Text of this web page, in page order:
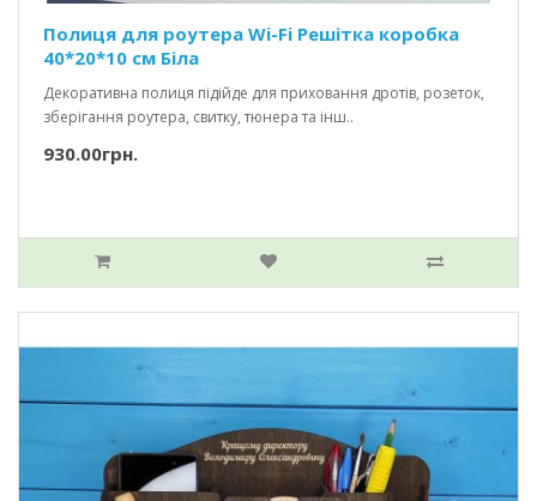
Полиця для роутера Wi-Fi Решітка коробка
40*20*10 см Біла
Декоративна полиця підійде для приховання дротів, розеток,
зберігання роутера, свитку, тюнера та інш..
930.00грн.